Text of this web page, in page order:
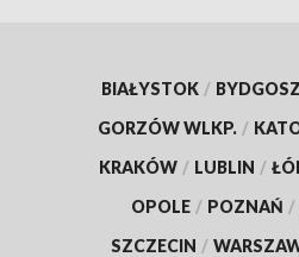
BIAŁYSTOK /
GORZÓW WLKP. /
KRAKÓW / LUBLIN /
OPOLE / POZNAŃ /
SZCZECIN /